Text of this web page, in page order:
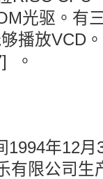
光驱。有
播放VCD
。
1994年12
有限公司生